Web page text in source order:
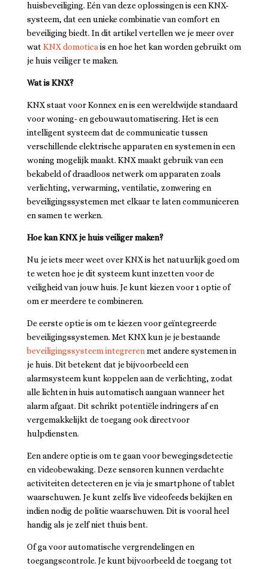
huisbeveiliging. Eén van deze oplossingen is een KNX-
systeem, dat een unieke combinatie van comfort en
beveiliging biedt. In dit artikel vertellen we je meer over
wat KNX domoticais en hoe het kan worden gebruikt om
je huis veiliger te maken.
Wat is KNX?
KNX staat voor Konnex en is een wereldwijde standaard
voor woning- en gebouwautomatisering. Het is een
intelligent systeem dat de communicatie tussen
verschillende elektrische apparaten en systemen in een
woning mogelijk maakt. KNX maakt gebruik van een
bekabeld of draadloos netwerk om apparaten zoals
verlichting, verwarming, ventilatie, zonwering en
beveiligingssystemen met elkaar te laten communiceren
en samen te werken.
Hoe kan KNX je huis veiliger maken?
Nu je iets meer weet over KNX is het natuurlijk goed om
te weten hoe je dit systeem kunt inzetten voor de
veiligheid van jouw huis. Je kunt kiezen voor 1 optie of
om er meerdere te combineren.
De eerste optie is om te kiezen voor geïntegreerde
beveiligingssystemen. Met KNX kun je je bestaande
beveiligingssysteem integrerenmet andere systemen in
je huis. Dit betekent dat je bijvoorbeeld een
alarmsysteem kunt koppelen aan de verlichting, zodat
alle lichten in huis automatisch aangaan wanneer het
alarm afgaat. Dit schrikt potentiële indringers af en
vergemakkelijkt de toegang ook directvoor
hulpdiensten.
Een andere optie is om te gaan voor bewegingsdetectie
en videobewaking. Deze sensoren kunnen verdachte
activiteiten detecteren en je via je smartphone of tablet
waarschuwen. Je kunt zelfs live videofeeds bekijken en
indien nodig de politie waarschuwen. Dit is vooral heel
handig als je zelf niet thuis bent.
Of ga voor automatische vergrendelingen en
toegangscontrole. Je kunt bijvoorbeeld de toegang tot